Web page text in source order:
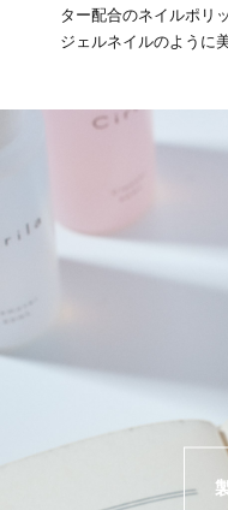
ター配合のネイルポリ
ジェルネイルのように